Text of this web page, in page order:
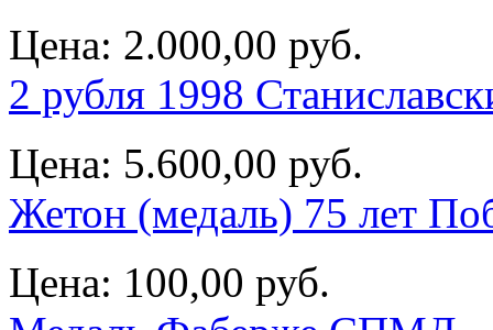
Цена: 2.000,00 руб.
2 рубля 1998
Цена: 5.600,00 руб.
Жетон (медаль) 75 лет
Цена: 100,00 руб.